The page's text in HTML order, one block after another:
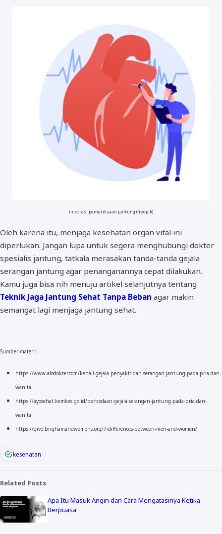
ilustrasi pemeriksaan jantung (freepik)
Oleh karena itu, menjaga kesehatan organ vital ini
diperlukan. Jangan lupa untuk segera menghubungi dokter
spesialis jantung, tatkala merasakan tanda-tanda gejala
serangan jantung agar penanganannya cepat dilakukan.
Kamu juga bisa nih menuju artikel selanjutnya tentang
Teknik Jaga Jantung Sehat Tanpa Beban agar makin
semangat lagi menjaga jantung sehat.
Sumber materi:
https://www.alodokter.com/kenali-gejala-penyakit-dan-serangan-jantung-pada-pria-dan-
wanita
https://ayosehat.kemkes.go.id/perbedaan-gejala-serangan-jantung-pada-pria-dan-
wanita
https://give.brighamandwomens.org/7-differences-between-men-and-women/
kesehatan
Related Posts
Apa Itu Masuk Angin dan Cara Mengatasinya Ketika
Berpuasa